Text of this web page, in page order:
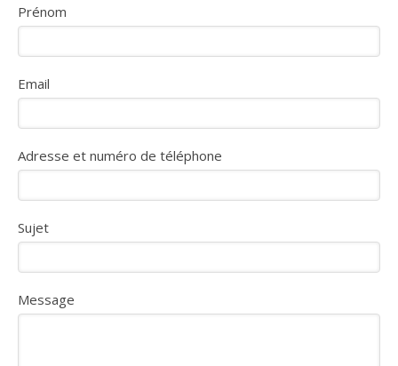
Prénom
Email
Adresse et numéro de téléphone
Sujet
Message